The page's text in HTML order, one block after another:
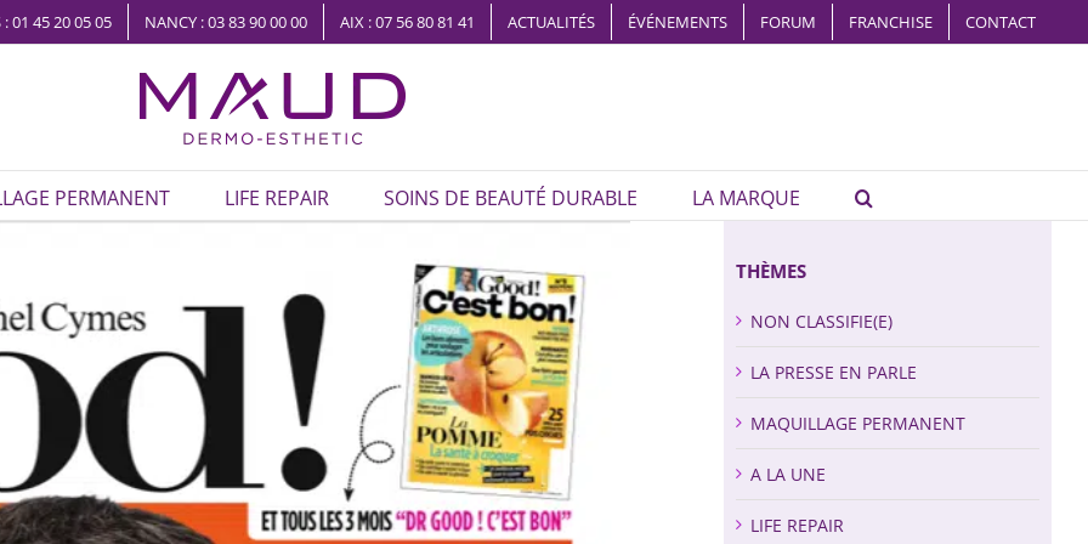
: 01 45 20 05 05 NANCY : 03 83 90 00 00 AIX : 07 56 80 81 41 ACTUALITÉS ÉVÉNEMENTS FORUM FRANCHISE CONTACT
PERMANENT LIFE REPAIR SOINS DE BEAUTÉ DURABLE
LA MARQUE
THÈMES
NON CLASSIFIE(E)
LA PRESSE EN PARLE
MAQUILLAGE PERMANENT
A LA UNE
LIFE REPAIR